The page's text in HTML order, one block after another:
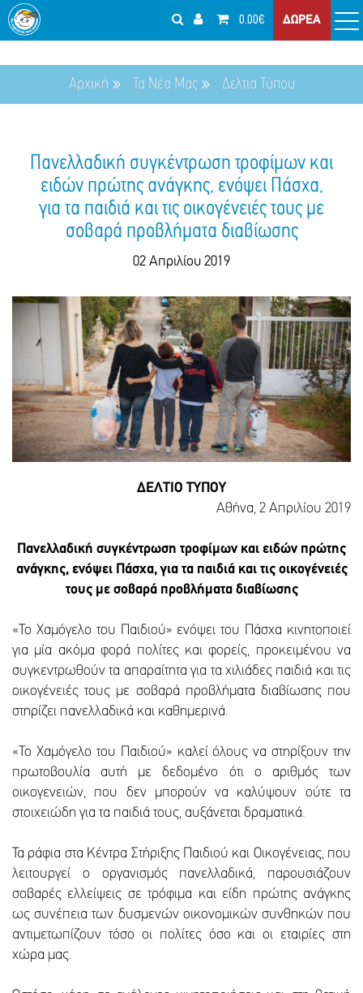
0.00€ ΔΩΡΕΑ
Αρχική Τα Νέα Μας Δελτια Τύπου
Πανελλαδική συγκέντρωση τροφίμων και
ειδών πρώτης ανάγκης, ενόψει Πάσχα,
για τα παιδιά και τις οικογένειές τους με
σοβαρά προβλήματα διαβίωσης
02 Απριλίου 2019
ΔΕΛΤΙΟ ΤΥΠΟΥ
Αθήνα, 2 Απριλίου 2019
Πανελλαδική συγκέντρωση τροφίμων και ειδών πρώτης
ανάγκης, ενόψει Πάσχα, για τα παιδιά και τις οικογένειές
τους με σοβαρά προβλήματα διαβίωσης
«Το Χαμόγελο του Παιδιού» ενόψει του Πάσχα κινητοποιεί
για μία ακόμα φορά πολίτες και φορείς, προκειμένου να
συγκεντρωθούν τα απαραίτητα για τα χιλιάδες παιδιά και τις
οικογένειές τους με σοβαρά προβλήματα διαβίωσης που
στηρίζει πανελλαδικά και καθημερινά.
«Το Χαμόγελο του Παιδιού» καλεί όλους να στηρίξουν την
πρωτοβουλία αυτή με δεδομένο ότι ο αριθμός των
οικογενειών, που δεν μπορούν να καλύψουν ούτε τα
στοιχειώδη για τα παιδιά τους, αυξάνεται δραματικά.
Τα ράφια στα Κέντρα Στήριξης Παιδιού και Οικογένειας, που
λειτουργεί ο οργανισμός πανελλαδικά, παρουσιάζουν
σοβαρές ελλείψεις σε τρόφιμα και είδη πρώτης ανάγκης
ως συνέπεια των δυσμενών οικονομικών συνθηκών που
αντιμετωπίζουν τόσο οι πολίτες όσο και οι εταιρίες στη
χώρα μας.